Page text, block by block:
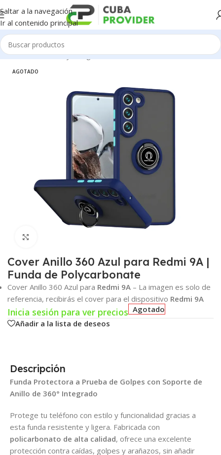
Saltar a la navegación
Ir al contenido principal
Inicio/Accesorios y Gadgets/Forros de Celulares
AGOTADO
Cover Anillo 360 Azul para Redmi 9A |
Funda de Polycarbonate
Cover Anillo 360 Azul para Redmi 9A – La imagen es solo de
referencia, recibirás el cover para el dispositivo Redmi 9A
Inicia sesión para ver precios Agotado
Añadir a la lista de deseos
Descripción
Funda Protectora a Prueba de Golpes con Soporte de
Anillo de 360° Integrado
Protege tu teléfono con estilo y funcionalidad gracias a
esta funda resistente y ligera. Fabricada con
policarbonato de alta calidad, ofrece una excelente
protección contra caídas, golpes y arañazos, sin añadir